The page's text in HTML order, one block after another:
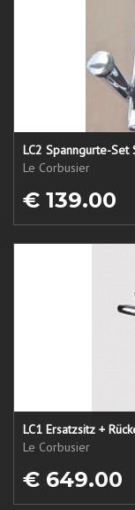
LC2 Spanngurte-Set
Le Corbusier
€ 139.00
LC1 Ersatzsitz +
Le Corbusier
€ 649.00